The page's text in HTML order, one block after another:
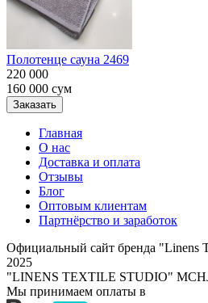
Полотенце сауна 2469
220 000
160 000 сум
Заказать
Главная
О нас
Доставка и оплата
Отзывы
Блог
Оптовым клиентам
Партнёрство и заработок
Официальный сайт бренда "Linens
2025
"LINENS TEXTILE STUDIO"
Мы принимаем оплаты в